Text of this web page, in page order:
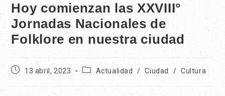
Hoy comienzan las XXVIII°
Jornadas Nacionales de
Folklore en nuestra ciudad
13 abril, 2023 Actualidad / Ciudad / Cultura